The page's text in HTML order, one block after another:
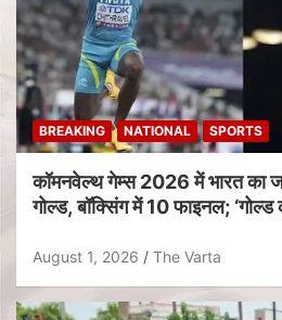
BREAKING NATIONAL SPORTS
कॉमनवेल्थ गेम्स 2026 में भारत का
गोल्ड, बॉक्सिंग में 10 फाइनल; ‘गोल्ड
August 1, 2026 The Varta